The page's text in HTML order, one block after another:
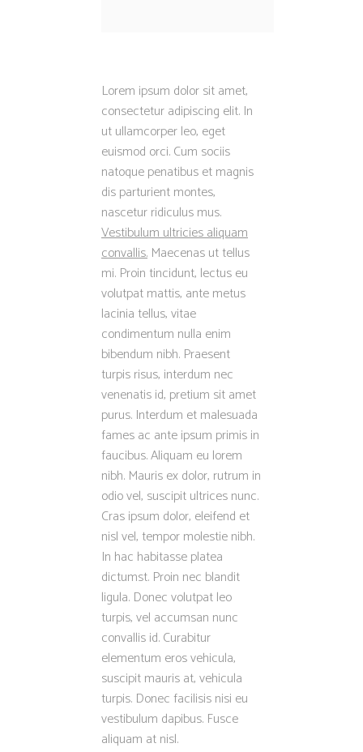
Lorem ipsum dolor sit amet,
consectetur adipiscing elit. In
ut ullamcorper leo, eget
euismod orci. Cum sociis
natoque penatibus et magnis
dis parturient montes,
nascetur ridiculus mus.
Vestibulum ultricies aliquam
convallis. Maecenas ut tellus
mi. Proin tincidunt, lectus eu
volutpat mattis, ante metus
lacinia tellus, vitae
condimentum nulla enim
bibendum nibh. Praesent
turpis risus, interdum nec
venenatis id, pretium sit amet
purus. Interdum et malesuada
fames ac ante ipsum primis in
faucibus. Aliquam eu lorem
nibh. Mauris ex dolor, rutrum in
odio vel, suscipit ultrices nunc.
Cras ipsum dolor, eleifend et
nisl vel, tempor molestie nibh.
In hac habitasse platea
dictumst. Proin nec blandit
ligula. Donec volutpat leo
turpis, vel accumsan nunc
convallis id. Curabitur
elementum eros vehicula,
suscipit mauris at, vehicula
turpis. Donec facilisis nisi eu
vestibulum dapibus. Fusce
aliquam at nisl.